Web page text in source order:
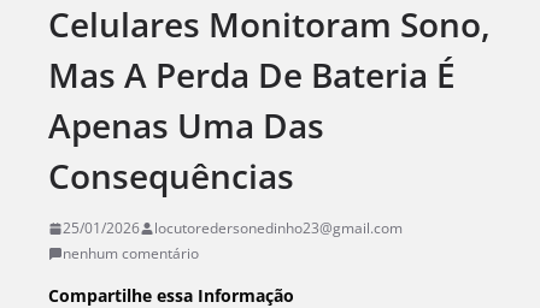
Celulares Monitoram Sono,
Mas A Perda De Bateria É
Apenas Uma Das
Consequências
25/01/2026
locutoredersonedinho23@gmail.com
nenhum comentário
Compartilhe essa Informação